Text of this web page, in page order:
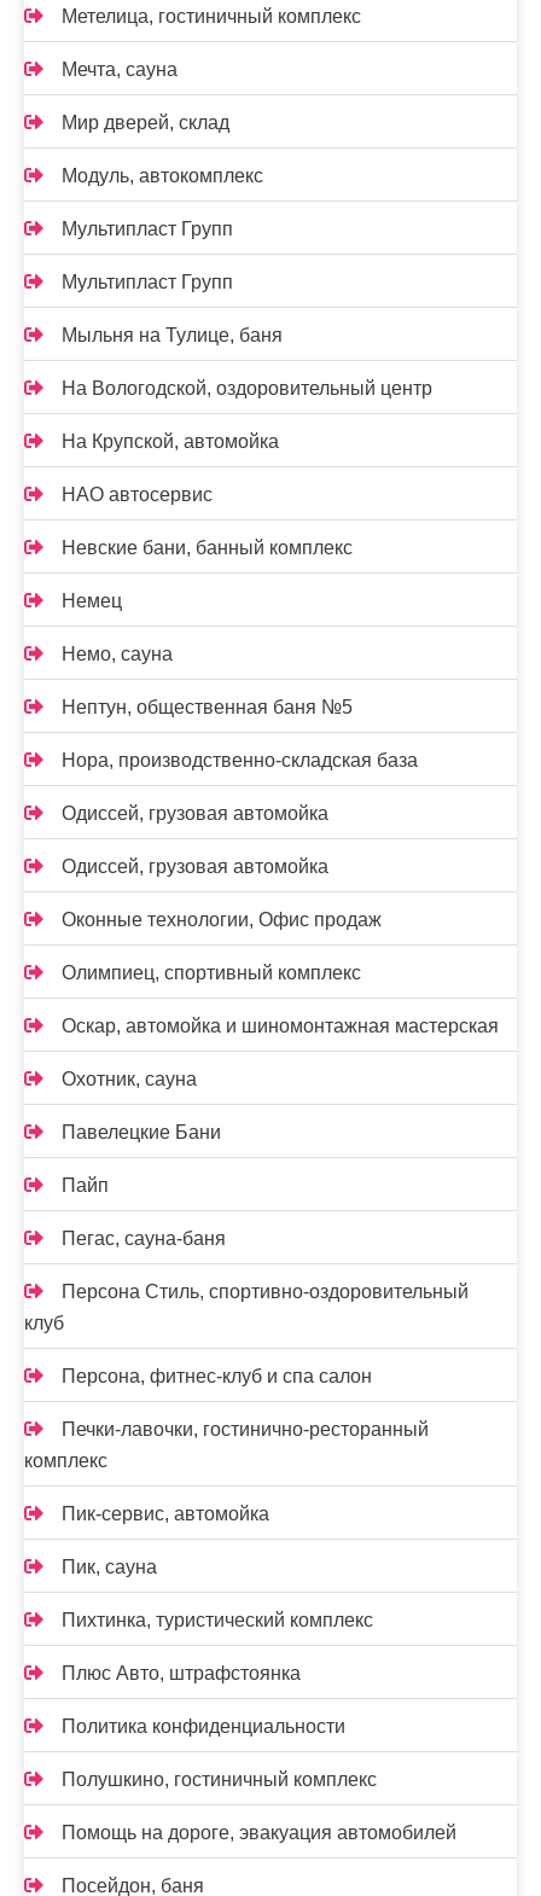
Метелица, гостиничный комплекс
Мечта, сауна
Мир дверей, склад
Модуль, автокомплекс
Мультипласт Групп
Мультипласт Групп
Мыльня на Тулице, баня
На Вологодской, оздоровительный центр
На Крупской, автомойка
НАО автосервис
Невские бани, банный комплекс
Немец
Немо, сауна
Нептун, общественная баня №5
Нора, производственно-складская база
Одиссей, грузовая автомойка
Одиссей, грузовая автомойка
Оконные технологии, Офис продаж
Олимпиец, спортивный комплекс
Оскар, автомойка и шиномонтажная мастерская
Охотник, сауна
Павелецкие Бани
Пайп
Пегас, сауна-баня
Персона Стиль, спортивно-оздоровительный
клуб
Персона, фитнес-клуб и спа салон
Печки-лавочки, гостинично-ресторанный
комплекс
Пик-сервис, автомойка
Пик, сауна
Пихтинка, туристический комплекс
Плюс Авто, штрафстоянка
Политика конфиденциальности
Полушкино, гостиничный комплекс
Помощь на дороге, эвакуация автомобилей
Посейдон, баня